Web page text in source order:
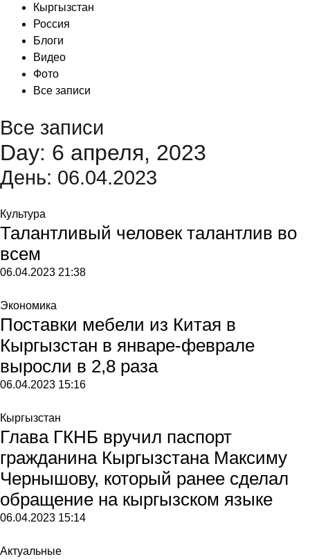
Кыргызстан
Россия
Блоги
Видео
Фото
Все записи
Все записи
Day: 6 апреля, 2023
День: 06.04.2023
Культура
Талантливый человек талантлив во
всем
06.04.2023 21:38
Экономика
Поставки мебели из Китая в
Кыргызстан в январе-феврале
выросли в 2,8 раза
06.04.2023 15:16
Кыргызстан
Глава ГКНБ вручил паспорт
гражданина Кыргызстана Максиму
Чернышову, который ранее сделал
обращение на кыргызском языке
06.04.2023 15:14
Актуальные